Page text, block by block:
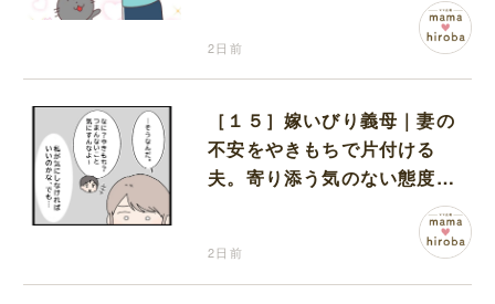
2日前
［１５］嫁いびり義母｜妻の
不安をやきもちで片付ける
夫。寄り添う気のない態度に
2日前